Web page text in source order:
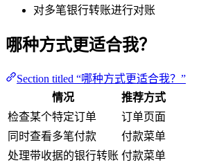
对多笔银行转账进行对账
哪种方式更适合我？
Section titled “哪种方式更适合我？”
情况
推荐方式
检查某个特定订单
订单页面
同时查看多笔付款
付款菜单
处理带收据的银行转账 付款菜单